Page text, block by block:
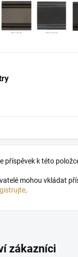
příspěvek k této
mohou vkládat
.